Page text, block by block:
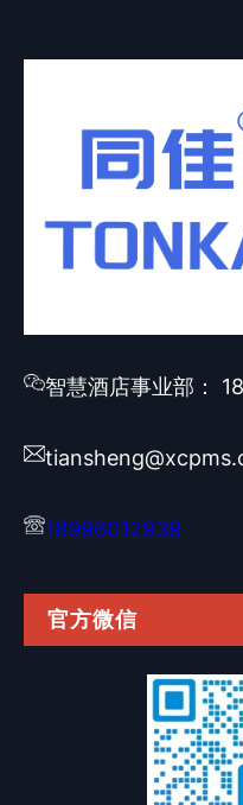
智慧酒店事业部：
18996012939
官方微信